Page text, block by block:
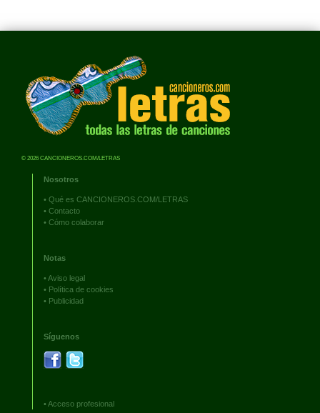
© 2026 CANCIONEROS.COM/LETRAS
Nosotros
• Qué es CANCIONEROS.COM/LETRAS
• Contacto
• Cómo colaborar
Notas
•Aviso legal
• Política de cookies
• Publicidad
Síguenos
•Acceso profesional